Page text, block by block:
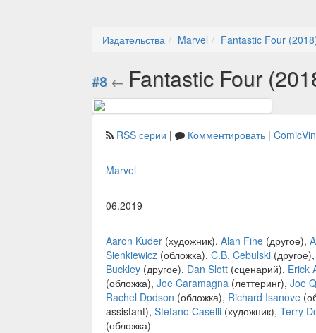
Издательства Marvel Fantastic Four
#8 ← Fantastic Four
RSS серии | Комментировать |
Marvel
06.2019
Aaron Kuder (художник), Alan Fine (другое),
Sienkiewicz (обложка), C.B. Cebulski
Buckley (другое), Dan Slott (сценарий), Erick
(обложка), Joe Caramagna (леттеринг), Joe
Rachel Dodson (обложка), Richard Isanove
assistant), Stefano Caselli (художник), Terry
(обложка)